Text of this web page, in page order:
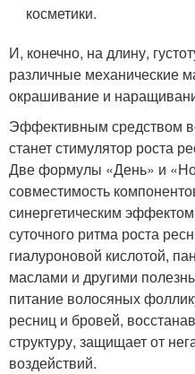
косметики.
И, конечно, на длину,
различные механические
окрашивание и
Эффективным средством
станет стимулятор роста
Две формулы «День» и
совместимость
синергетическим
суточного ритма роста
гиалуроновой кислотой,
маслами и другими
питание волосяных
ресниц и бровей,
структуру, защищает от
воздействий.